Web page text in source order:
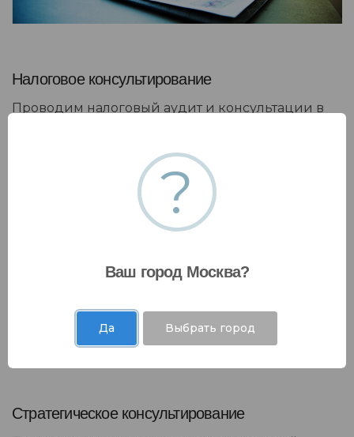
Налоговое консультирование
Проводим налоговый аудит и консультации в
реструктуризации компании с учетом
стратегического планирования
Стратегическое консультирование
?
Ваш город Москва?
Да Выбрать город